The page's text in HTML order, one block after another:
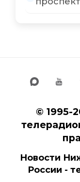
© 1995-
Новости
России -